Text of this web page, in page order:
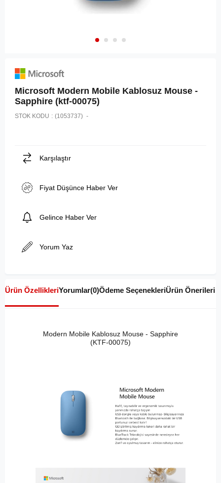
Microsoft Modern Mobile Kablosuz Mouse -
Sapphire (ktf-00075)
STOK KODU (1053737)
Karşılaştır
Fiyat Düşünce Haber Ver
Gelince Haber Ver
Yorum Yaz
Ürün ÖzellikleriYorumlar(0)Ödeme SeçenekleriÜrün Önerileri
Modern Mobile Kablosuz Mouse - Sapphire
(KTF-00075)